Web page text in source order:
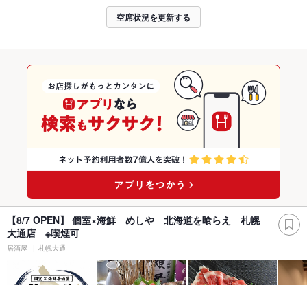
空席状況を更新する
【8/7 OPEN】 個室×海鮮 めしや 北海道を喰らえ 札幌
大通店 ※喫煙可
居酒屋 札幌大通